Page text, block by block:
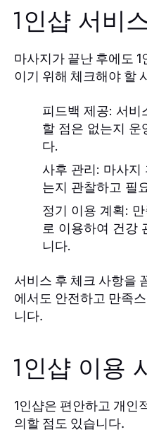
1인샵 서비
마사지가 끝난 후에도 1
이기 위해 체크해야 할
피드백 제공: 서비
할 점은 없는지 운
다.
사후 관리: 마사지
는지 관찰하고 필
정기 이용 계획:
로 이용하여 건강
니다.
서비스 후 체크 사항을
에서도 안전하고 만족
니다.
1인샵 이용
1인샵은 편안하고 개인
의할 점도 있습니다.